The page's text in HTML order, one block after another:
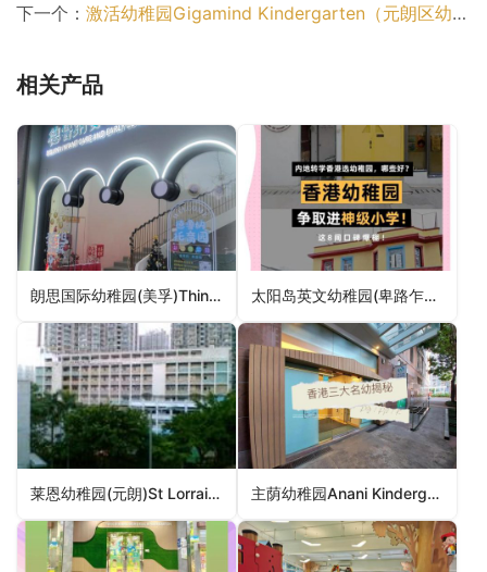
下一个： 激活幼稚园Gigamind Kindergarten（元朗区幼稚园）
相关产品
朗思国际幼稚园(美孚)Think International Kindergarten (Mei Foo)（葵青区幼稚园） 太阳岛英文幼稚园(卑路乍街分校)Sun Island English Kindergarten (Belcher Branch)（中西区幼稚园）
莱恩幼稚园(元朗)St Lorraine Kindergarten (Yuen Long)（元朗区幼稚园） 主荫幼稚园Anani Kindergarten（葵青区幼稚园）